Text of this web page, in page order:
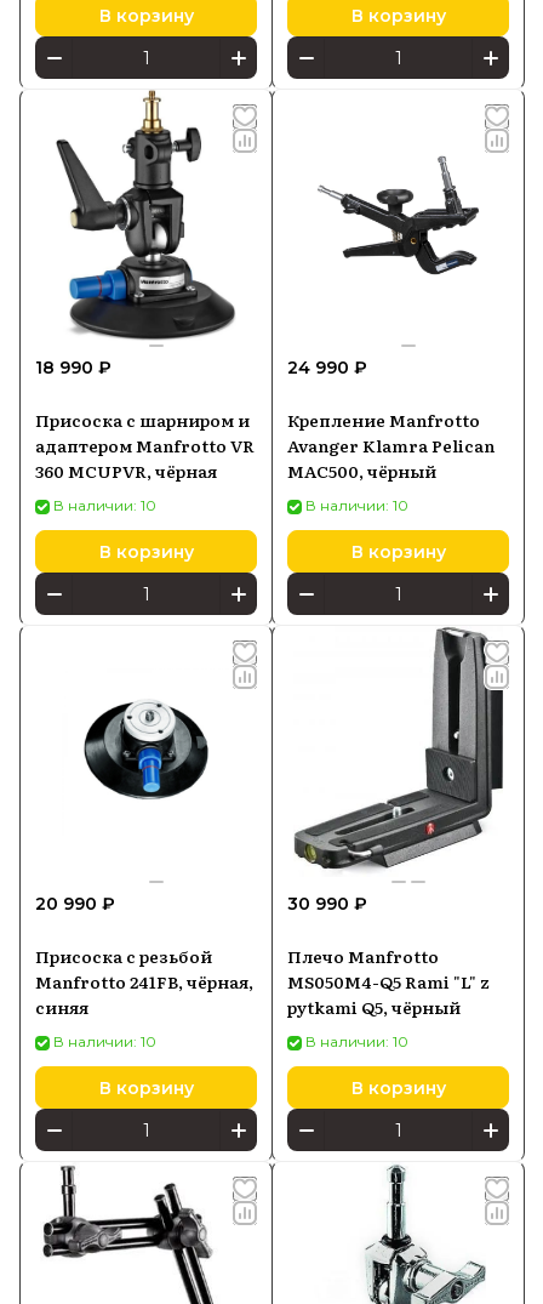
В корзину В корзину
18 990 ₽
Присоска с шарниром и
адаптером Manfrotto VR
360 MCUPVR, чёрная
В наличии: 10
В корзину
24 990 ₽
Крепление Manfrotto
Avanger Klamra Pelican
MAC500, чёрный
В наличии: 10
В корзину
20 990 ₽
Присоска с резьбой
Manfrotto 241FB, чёрная,
синяя
В наличии: 10
В корзину
30 990 ₽
Плечо Manfrotto
MS050M4-Q5 Rami "L" z
pytkami Q5, чёрный
В наличии: 10
В корзину